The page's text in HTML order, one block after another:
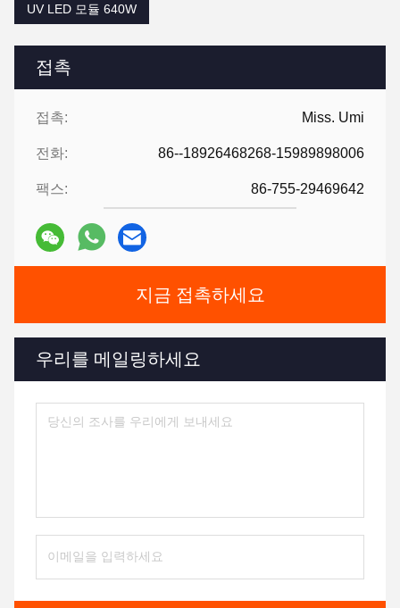
접촉
접촉: Miss. Umi
전화: 86--18926468268-15989898006
팩스: 86-755-29469642
지금 접촉하세요
우리를 메일링하세요
UV LED 모듈 640W